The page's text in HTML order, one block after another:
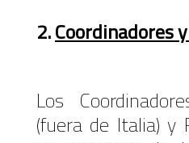
2.Coordinadores
Los
(fuera de Italia) y